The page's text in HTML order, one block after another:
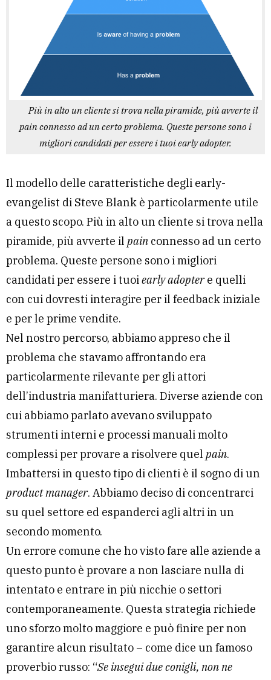
Più in alto un cliente si trova nella piramide, più avverte il
pain connesso ad un certo problema. Queste persone sono i
migliori candidati per essere i tuoi early adopter.
Il modello delle caratteristiche degli early-
evangelist di Steve Blank è particolarmente utile
a questo scopo. Più in alto un cliente si trova nella
piramide, più avverte il pain connesso ad un certo
problema. Queste persone sono i migliori
candidati per essere i tuoiearly adoptere quelli
con cui dovresti interagire per il feedback iniziale
e per le prime vendite.
Nel nostro percorso, abbiamo appreso che il
problema che stavamo affrontando era
particolarmente rilevante per gli attori
dell’industria manifatturiera. Diverse aziende con
cui abbiamo parlato avevano sviluppato
strumenti interni e processi manuali molto
complessi per provare a risolvere quel pain.
Imbattersi in questo tipo di clienti è il sogno di un
product manager. Abbiamo deciso di concentrarci
su quel settore ed espanderci agli altri in un
secondo momento.
Un errore comune che ho visto fare alle aziende a
questo punto è provare a non lasciare nulla di
intentato e entrare in più nicchie o settori
contemporaneamente. Questa strategia richiede
uno sforzo molto maggiore e può finire per non
garantire alcun risultato – come dice un famoso
proverbio russo: “Se insegui due conigli, non ne